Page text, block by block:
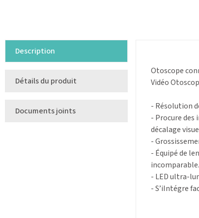
Description
Détails du produit
Documents joints
Otoscope
Vidéo
- Résolution
- Procure
décalage
-
- Équipé de
incomparable.
- LED ultra-
- S’iIntégre